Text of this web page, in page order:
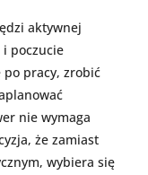
aktywnej
i poczucie
po pracy, zrobić
nie wymaga
że zamiast
wybiera się